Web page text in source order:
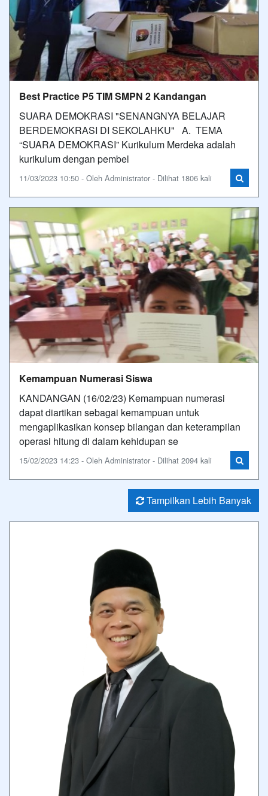
Best Practice P5 TIM SMPN 2 Kandangan
SUARA DEMOKRASI "SENANGNYA BELAJAR
BERDEMOKRASI DI SEKOLAHKU" A. TEMA
“SUARA DEMOKRASI” Kurikulum Merdeka adalah
kurikulum dengan pembel
11/03/2023 10:50 - Oleh Administrator - Dilihat 1806 kali
Kemampuan Numerasi Siswa
KANDANGAN (16/02/23) Kemampuan numerasi
dapat diartikan sebagai kemampuan untuk
mengaplikasikan konsep bilangan dan keterampilan
operasi hitung di dalam kehidupan se
15/02/2023 14:23 - Oleh Administrator - Dilihat 2094 kali
Tampilkan Lebih Banyak